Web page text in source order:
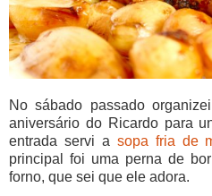
No sábado passado
aniversário do Ricardo para
entrada servi a sopa fria de
principal foi uma perna de
forno, que sei que ele adora.